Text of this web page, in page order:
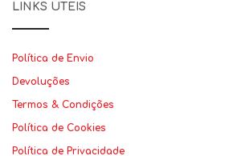
LINKS ÚTEIS
Política de Envio
Devoluções
Termos & Condições
Política de Cookies
Política de Privacidade